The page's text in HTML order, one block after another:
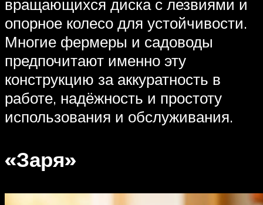
вращающихся диска с лезвиями и
опорное колесо для устойчивости.
Многие фермеры и садоводы
предпочитают именно эту
конструкцию за аккуратность в
работе, надёжность и простоту
использования и обслуживания.
«Заря»